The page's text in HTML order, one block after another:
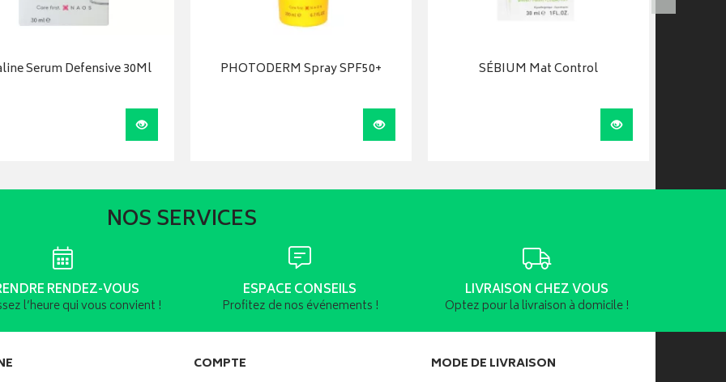
Serum Defensive 30Ml
Visualiser
PHOTODERM Spray SPF50+
Visualiser
SÉBIUM Mat Control
Visualiser
NOS SERVICES
RENDEZ-VOUS
l’heure qui vous convient !
ESPACE CONSEILS
Profitez de nos événements !
LIVRAISON CHEZ VOUS
Optez pour la livraison à domicile !
COMPTE MODE DE LIVRAISON